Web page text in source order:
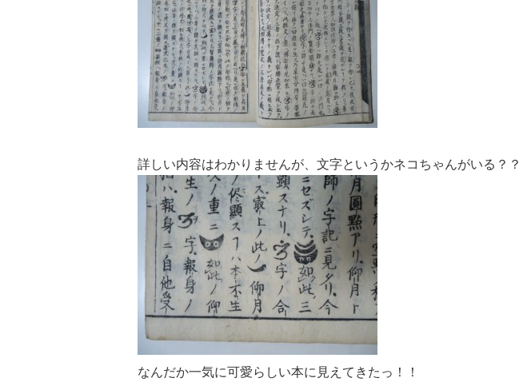
詳しい内容はわかりませんが、文字というかネコちゃんがいる？？
なんだか一気に可愛らしい本に見えてきたっ！！